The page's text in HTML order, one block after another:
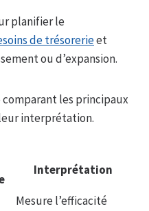
planifier le
de trésorerieet
ou d’expansion.
les principaux
interprétation.
Interprétation
Mesure l’efficacité